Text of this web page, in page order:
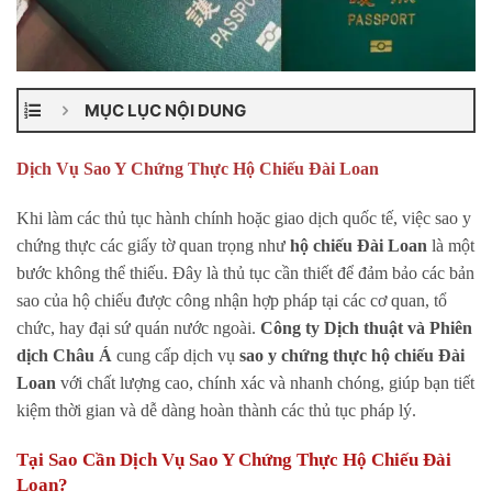
MỤC LỤC NỘI DUNG
Dịch Vụ Sao Y Chứng Thực Hộ Chiếu Đài Loan
Khi làm các thủ tục hành chính hoặc giao dịch quốc tế, việc sao y
chứng thực các giấy tờ quan trọng như hộ chiếu Đài Loan là một
bước không thể thiếu. Đây là thủ tục cần thiết để đảm bảo các bản
sao của hộ chiếu được công nhận hợp pháp tại các cơ quan, tổ
chức, hay đại sứ quán nước ngoài. Công ty Dịch thuật và Phiên
dịch Châu Á cung cấp dịch vụ sao y chứng thực hộ chiếu Đài
Loan với chất lượng cao, chính xác và nhanh chóng, giúp bạn tiết
kiệm thời gian và dễ dàng hoàn thành các thủ tục pháp lý.
Tại Sao Cần Dịch Vụ Sao Y Chứng Thực Hộ Chiếu Đài
Loan?